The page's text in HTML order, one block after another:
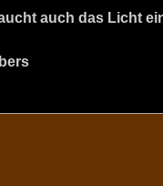
auch das Licht